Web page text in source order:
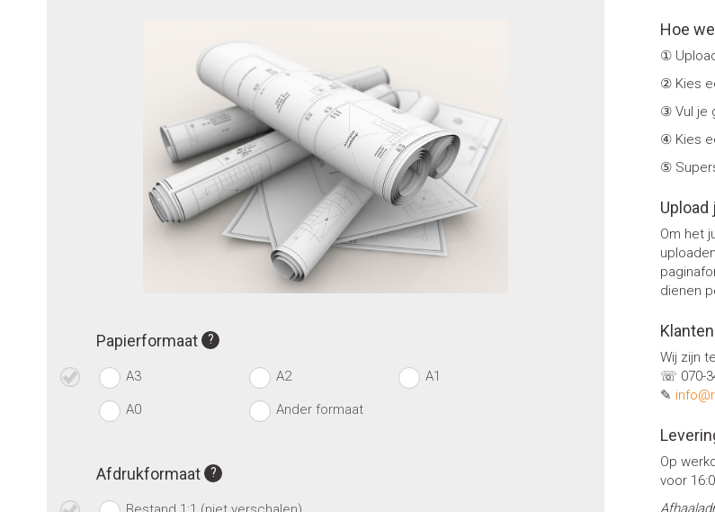
Papierformaat
A3 A2 A1
A0 Ander formaat
Afdrukformaat
naar
het
van
de
gallerij
naar
het
van
de
gallerij
Hoe
①
② Kies
③ Vul je
④ Kies
⑤
Upload
Om het
dienen
Wij zijn
☏ 070-
✎
Op
voor